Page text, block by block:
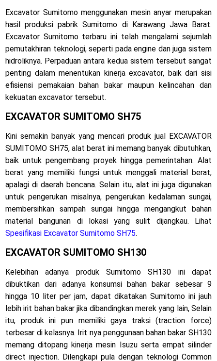
Excavator Sumitomo menggunakan mesin anyar merupakan
hasil produksi pabrik Sumitomo di Karawang Jawa Barat.
Excavator Sumitomo terbaru ini telah mengalami sejumlah
pemutakhiran teknologi, seperti pada engine dan juga sistem
hidroliknya. Perpaduan antara kedua sistem tersebut sangat
penting dalam menentukan kinerja excavator, baik dari sisi
efisiensi pemakaian bahan bakar maupun kelincahan dan
kekuatan excavator tersebut.
EXCAVATOR SUMITOMO SH75
Kini semakin banyak yang mencari produk jual EXCAVATOR
SUMITOMO SH75, alat berat ini memang banyak dibutuhkan,
baik untuk pengembang proyek hingga pemerintahan. Alat
berat yang memiliki fungsi untuk menggali material berat,
apalagi di daerah bencana. Selain itu, alat ini juga digunakan
untuk pengerukan misalnya, pengerukan kedalaman sungai,
membersihkan sampah sungai hingga mengangkut bahan
material bangunan di lokasi yang sulit dijangkau. Lihat
Spesifikasi Excavator Sumitomo SH75.
EXCAVATOR SUMITOMO SH130
Kelebihan adanya produk Sumitomo SH130 ini dapat
dibuktikan dari adanya konsumsi bahan bakar sebesar 9
hingga 10 liter per jam, dapat dikatakan Sumitomo ini jauh
lebih irit bahan bakar jika dibandingkan merek yang lain, Selain
itu, produk ini pun memiliki gaya traksi (traction force)
terbesar di kelasnya. Irit nya penggunaan bahan bakar SH130
memang ditopang kinerja mesin Isuzu serta empat silinder
direct injection. Dilengkapi pula dengan teknologi Common